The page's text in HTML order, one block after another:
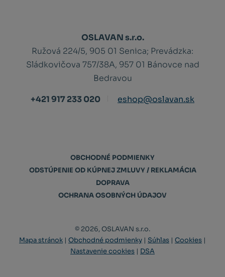
OSLAVAN s.r.o.
Ružová 224/5, 905 01 Senica; Prevádzka:
Sládkovičova 757/38A, 957 01 Bánovce nad
Bedravou
+421 917 233 020
eshop@oslavan.sk
OBCHODNÉ PODMIENKY
ODSTÚPENIE OD KÚPNEJ ZMLUVY / REKLAMÁCIA
DOPRAVA
OCHRANA OSOBNÝCH ÚDAJOV
© 2026, OSLAVAN s.r.o.
Mapa stránok | Obchodné podmienky | Súhlas | Cookies |
Nastavenie cookies | DSA